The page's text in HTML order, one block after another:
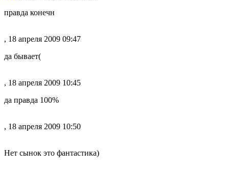
правда конечн
, 18 апреля 2009 09:47
да бывает(
, 18 апреля 2009 10:45
да правда 100%
, 18 апреля 2009 10:50
Нет сынок это фантастика)